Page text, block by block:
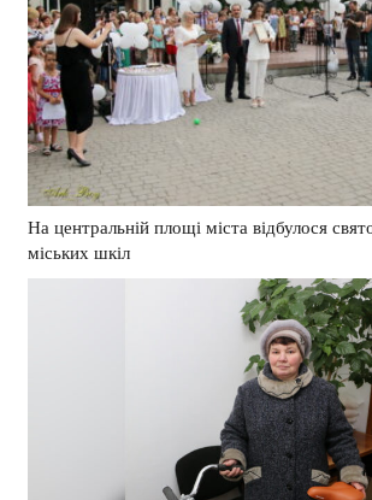
На центральній площі міста відбулося
міських шкіл